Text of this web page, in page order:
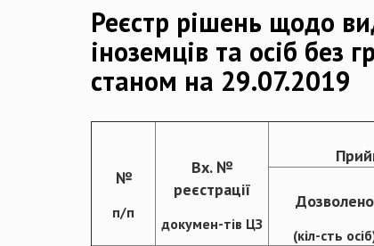
Реєстр рішень щодо
іноземців та осіб без
станом на 29.07.2019
№
п/п
Вх. №
реєстрації
докумен-тів ЦЗ
Дозволено
(кіл-сть